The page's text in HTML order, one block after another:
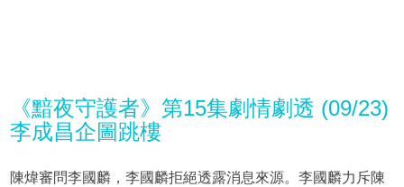
《黯夜守護者》第15集劇情劇透 (09/23)
李成昌企圖跳樓
陳煒審問李國麟，李國麟拒絕透露消息來源。李國麟力斥陳